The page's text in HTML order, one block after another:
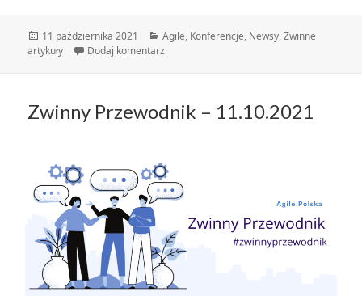
Data
publikacji
11 października 2021 Kategorie
Agile, Konferencje, Newsy,Zwinne
artykuły
Dodaj komentarz
Zwinny Przewodnik – 11.10.2021